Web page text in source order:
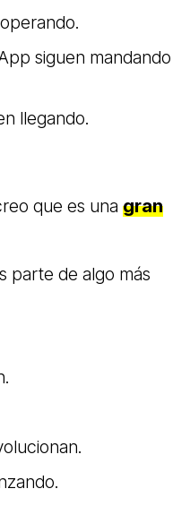
siguen mandando
llegando.
que es una gran
parte de algo más